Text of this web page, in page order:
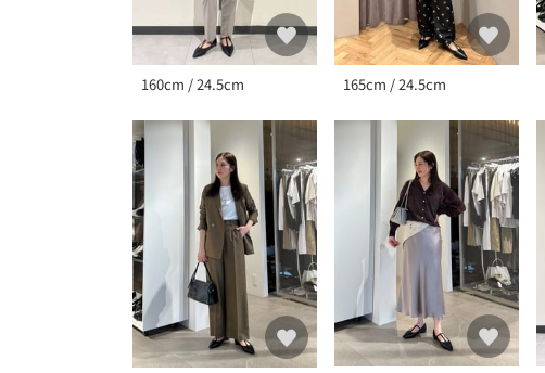
160cm / 24.5cm 165cm / 24.5cm